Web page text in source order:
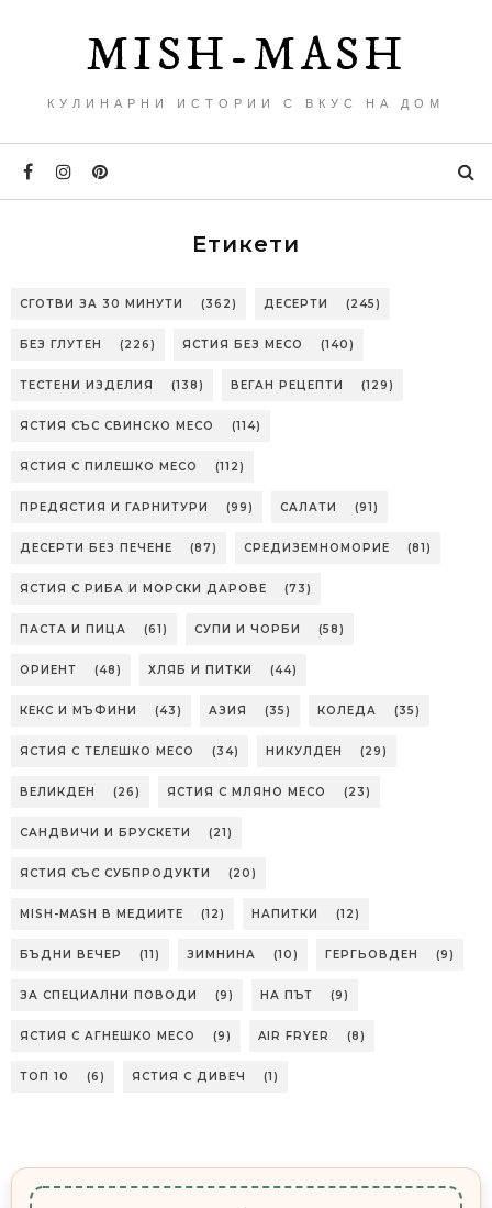
MISH-MASH
КУЛИНАРНИ ИСТОРИИ С ВКУС НА ДОМ
Етикети
СГОТВИ ЗА 30 МИНУТИ (362) ДЕСЕРТИ (245)
БЕЗ ГЛУТЕН (226) ЯСТИЯ БЕЗ МЕСО (140)
ТЕСТЕНИ ИЗДЕЛИЯ (138) ВЕГАН РЕЦЕПТИ (129)
ЯСТИЯ СЪС СВИНСКО МЕСО (114)
ЯСТИЯ С ПИЛЕШКО МЕСО (112)
ПРЕДЯСТИЯ И ГАРНИТУРИ (99) САЛАТИ (91)
ДЕСЕРТИ БЕЗ ПЕЧЕНЕ (87) СРЕДИЗЕМНОМОРИЕ (81)
ЯСТИЯ С РИБА И МОРСКИ ДАРОВЕ (73)
ПАСТА И ПИЦА (61) СУПИ И ЧОРБИ (58)
ОРИЕНТ (48) ХЛЯБ И ПИТКИ (44)
КЕКС И МЪФИНИ (43) АЗИЯ (35) КОЛЕДА (35)
ЯСТИЯ С ТЕЛЕШКО МЕСО (34) НИКУЛДЕН (29)
ВЕЛИКДЕН (26) ЯСТИЯ С МЛЯНО МЕСО (23)
САНДВИЧИ И БРУСКЕТИ (21)
ЯСТИЯ СЪС СУБПРОДУКТИ (20)
MISH-MASH В МЕДИИТЕ (12) НАПИТКИ (12)
БЪДНИ ВЕЧЕР (11) ЗИМНИНА (10) ГЕРГЬОВДЕН (9)
ЗА СПЕЦИАЛНИ ПОВОДИ (9) НА ПЪТ (9)
ЯСТИЯ С АГНЕШКО МЕСО (9) AIR FRYER (8)
ТОП 10 (6) ЯСТИЯ С ДИВЕЧ (1)